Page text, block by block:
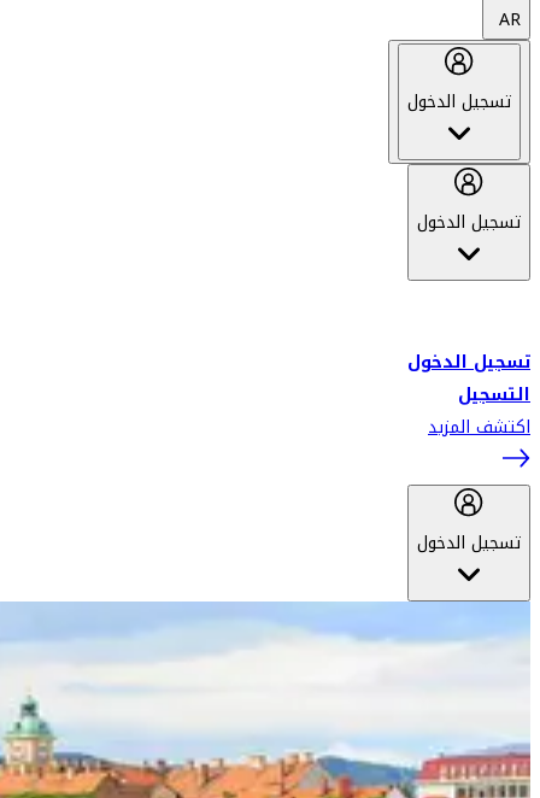
AR
تسجيل الدخول
تسجيل الدخول
تسجيل الدخول
التسجيل
اكتشف المزيد
تسجيل الدخول